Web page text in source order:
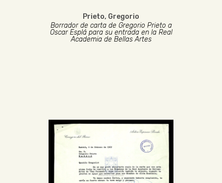
Prieto, Gregorio
Borrador de carta de Gregorio Prieto a
Oscar Esplá para su entrada en la Real
Academia de Bellas Artes